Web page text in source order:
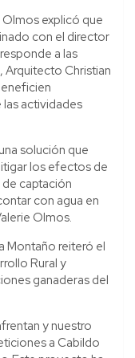
explicó que
con el director
a las
Arquitecto Christian
actividades
solución que
los efectos de
de captación
con agua en
Olmos.
Montaño reiteró el
Rural y
ganaderas del
y nuestro
a Cabildo